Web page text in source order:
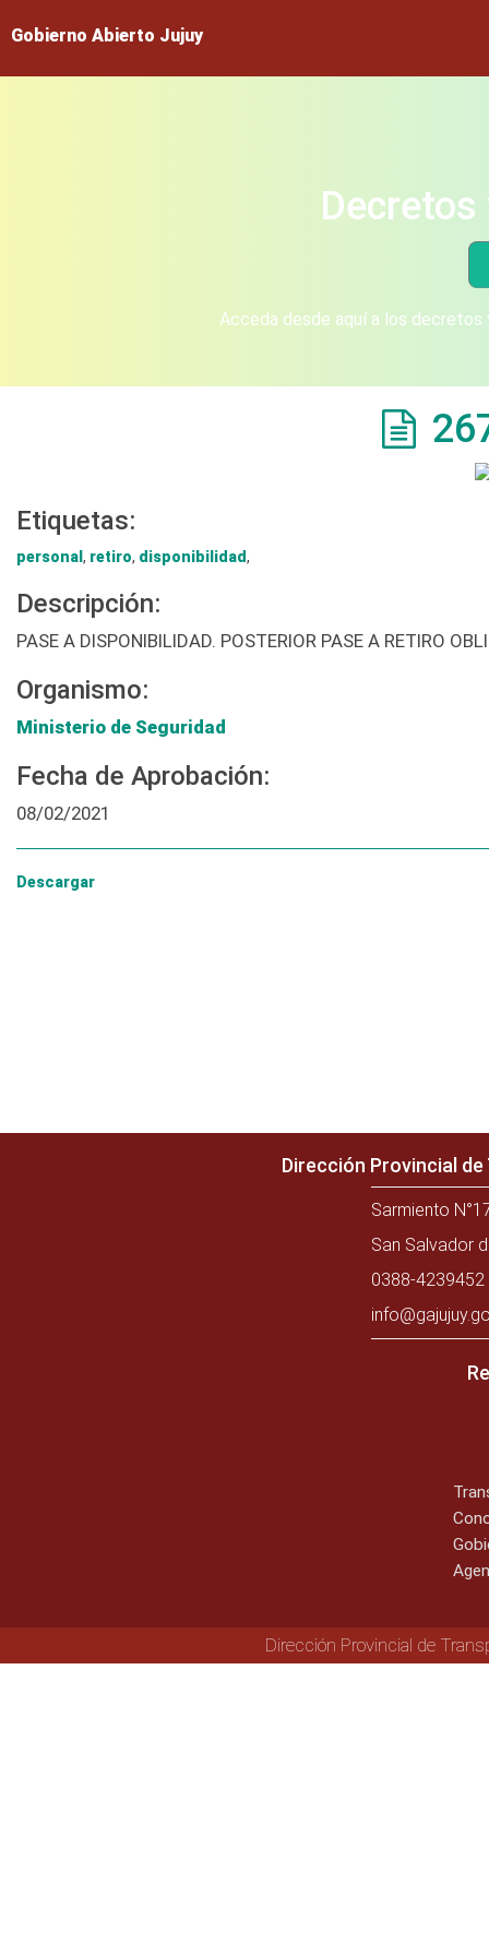
Gobierno Abierto Jujuy
Acceda desde aquí a los
Etiquetas:
personal , retiro, disponibilidad,
Descripción:
PASE A DISPONIBILIDAD. POSTERIOR PASE A RETIRO
Organismo:
Ministerio de Seguridad
Fecha de Aprobación:
08/02/2021
Descargar
Dirección Provincial
Sarmiento
San Salvador
0388-
Dirección Provincial de